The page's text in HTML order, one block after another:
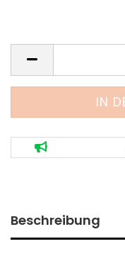
Beschreibung